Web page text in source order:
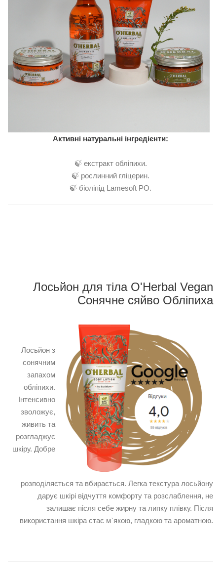
Активні натуральні інгредієнти:
🍃 екстракт обліпихи.
🍃 рослинний гліцерин.
🍃 біоліпід Lamesoft PO.
Лосьйон для тіла O'Herbal Vegan
Сонячне сяйво Обліпиха
Лосьйон з
сонячним
запахом
обліпихи.
Інтенсивно
зволожує,
живить та
розгладжує
шкіру. Добре
розподіляється та вбирається. Легка текстура лосьйону
дарує шкірі відчуття комфорту та розслаблення, не
залишає після себе жирну та липку плівку. Після
використання шкіра стає м`якою, гладкою та ароматною.